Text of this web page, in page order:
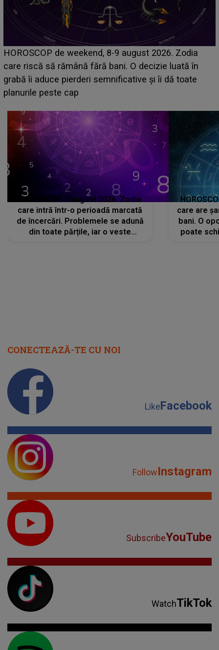
Emanuel a ținut ACEST DETALIU ASCUNS până
acum! În fața Alexandrei, concurentul din Casa Iubirii
face o MĂRTURISIRE NEAȘTEPTATĂ despre mama
sa: "I-am spus și ei în față, eu nu te iubesc pentru
HOROSCOP 7 august 2026. Zodia
care intră într-o perioadă marcată
de încercări. Problemele se adună
din toate părțile, iar o veste
care are
bani. O
poate
CONECTEAZĂ-TE CU NOI
LikeFacebook
FollowInstagram
SubscribeYouTube
WatchTikTok